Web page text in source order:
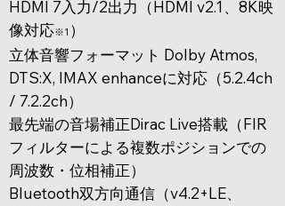
HDMI 7入力/2出力（HDMI v2.1、8K映
像対応※1 ）
立体音響フォーマット Dolby Atmos,
DTS:X, IMAX enhanceに対応（5.2.4ch
/ 7.2.2ch）
最先端の音場補正Dirac Live搭載（FIR
フィルターによる複数ポジションでの
周波数・位相補正）
Bluetooth双方向通信（v4.2+LE、